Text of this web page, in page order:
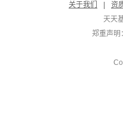
关于我们
资
天天
郑重声明：